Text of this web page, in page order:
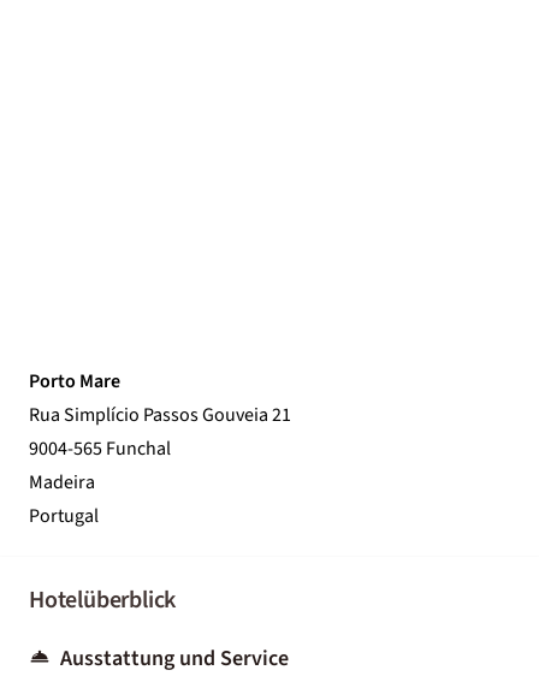
Porto Mare
Rua Simplício Passos Gouveia 21
9004-565 Funchal
Madeira
Portugal
Hotelüberblick
Ausstattung und Service